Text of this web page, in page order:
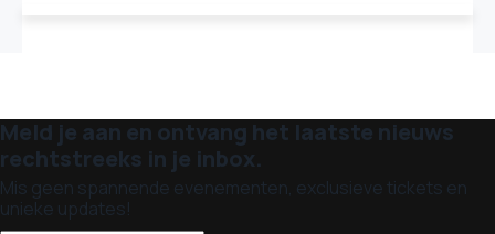
Meld je aan en ontvang het laatste nieuws
rechtstreeks in je inbox.
Mis geen spannende evenementen, exclusieve tickets en
unieke updates!